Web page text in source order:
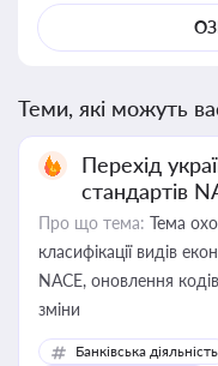
Теми, які можуть
Перехід
стандартів
Про що тема: Тема
класифікації видів
NACE, оновлення
зміни
Банківська діяльність